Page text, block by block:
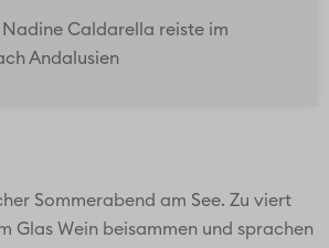
Nadine Caldarella reiste im
Andalusien
Sommerabend am See. Zu viert
Glas Wein beisammen und sprachen